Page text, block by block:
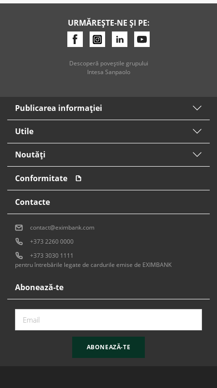
URMĂREȘTE-NE ȘI PE:
Descoperă poveştile grupului
Intesa Sanpaolo
Publicarea informaţiei
Utile
Noutăți
Conformitate
Abonează-te
ABONEAZĂ-TE
Contacte
contact@eximbank.com
+373 2260 0000
+373 3030 1111
pentru întrebările legate de cardurile emise de EXIMBANK